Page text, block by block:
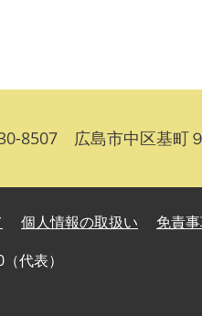
8507 広島市中区基町
個人情報の取扱い 免責
代表）